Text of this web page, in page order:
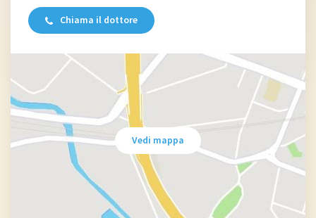
Chiama il dottore
Vedi mappa